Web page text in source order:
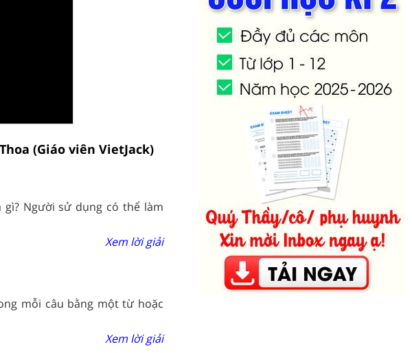
(Giáo viên VietJack)
gì? Người sử dụng có thể làm
Xem lời giải
mỗi câu bằng một từ hoặc
Xem lời giải